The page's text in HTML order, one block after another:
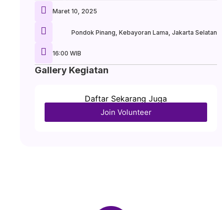
Maret 10, 2025
Pondok Pinang, Kebayoran Lama, Jakarta Selatan
16:00 WIB
Gallery Kegiatan
Daftar Sekarang Juga
Join Volunteer